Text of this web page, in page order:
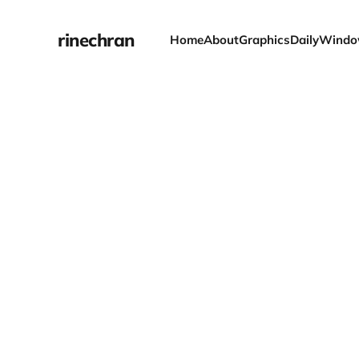
rinechran HomeAboutGraphicsDaily